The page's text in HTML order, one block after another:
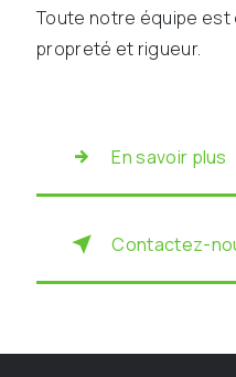
Toute notre équipe
propreté et rigueur.
En savoir plus
Contactez-